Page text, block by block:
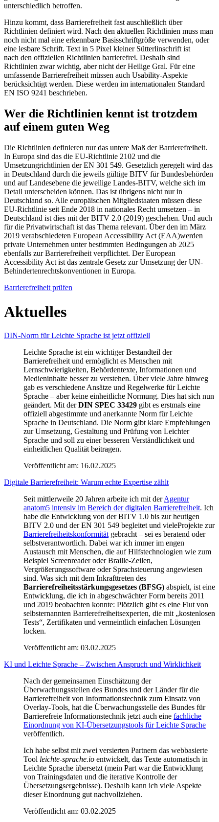
unterschiedlich betroffen.
Hinzu kommt, dass Barrierefreiheit fast auschließlich über
Richtlinien definiert wird. Nach den aktuellen Richtlinien muss man
noch nicht mal eine erkennbare Basisschriftgröße verwenden, oder
eine lesbare Schrift. Text in 5 Pixel kleiner Sütterlinschrift ist
nach den offiziellen Richtlinien barrierefrei. Deshalb sind
Richtlinien zwar wichtig, aber nicht der Heilige Gral. Für eine
umfassende Barrierefreiheit müssen auch Usability-Aspekte
berücksichtigt werden. Diese werden im internationalen Standard
EN ISO 9241 beschrieben.
Wer die Richtlinien kennt ist trotzdem
auf einem guten Weg
Die Richtlinien definieren nur das untere Maß der Barrierefreiheit.
In Europa sind das die EU-Richtlinie 2102 und die
Umsetzungrichtlinien der EN 301 549. Gesetzlich geregelt wird das
in Deutschland durch die jeweils gültige BITV für Bundesbehörden
und auf Landesebene die jeweilige Landes-BITV, welche sich im
Detail unterscheiden können. Das ist übrigens nicht nur in
Deutschland so. Alle europäischen Mitgliedstaaten müssen diese
EU-Richtlinie seit Ende 2018 in nationales Recht umsetzen – in
Deutschland ist dies mit der BITV 2.0 (2019) geschehen. Und auch
für die Privatwirtschaft ist das Thema relevant. Über den im März
2019 verabschiedeten European Accessibility Act (EAA)werden
private Unternehmen unter bestimmten Bedingungen ab 2025
ebenfalls zur Barrierefreiheit verpflichtet. Der European
Accessibility Act ist das zentrale Gesetz zur Umsetzung der UN-
Behindertenrechtskonventionen in Europa.
Barrierefreiheit prüfen
Aktuelles
DIN-Norm für Leichte Sprache ist jetzt offiziell
Leichte Sprache ist ein wichtiger Bestandteil der
Barrierefreiheit und ermöglicht es Menschen mit
Lernschwierigkeiten, Behördentexte, Informationen und
Medieninhalte besser zu verstehen. Über viele Jahre hinweg
gab es verschiedene Ansätze und Regelwerke für Leichte
Sprache – aber keine einheitliche Normung. Dies hat sich nun
geändert. Mit derDIN SPEC 33429 gibt es erstmals eine
offiziell abgestimmte und anerkannte Norm für Leichte
Sprache in Deutschland. Die Norm gibt klare Empfehlungen
zur Umsetzung, Gestaltung und Prüfung von Leichter
Sprache und soll zu einer besseren Verständlichkeit und
einheitlichen Qualität beitragen.
Veröffentlicht am: 16.02.2025
Digitale Barrierefreiheit: Warum echte Expertise zählt
Seit mittlerweile 20 Jahren arbeite ich mit derAgentur
anatom5 intensiv im Bereich der digitalen Barrierefreiheit. Ich
habe die Entwicklung von der BITV 1.0 bis zur heutigen
BITV 2.0 und der EN 301 549 begleitet und vieleProjekte zur
Barrierefreiheitskonformität gebracht – sei es beratend oder
selbstverantwortlich. Dabei war ich immer im engen
Austausch mit Menschen, die auf Hilfstechnologien wie zum
Beispiel Screenreader oder Braille-Zeilen,
Vergrößerungssoftware oder Sprachsteuerung angewiesen
sind. Was sich mit dem Inkrafttreten des
Barrierefreiheitsstärkungsgesetzes (BFSG) abspielt, ist eine
Entwicklung, die ich in abgeschwächter Form bereits 2011
und 2019 beobachten konnte: Plötzlich gibt es eine Flut von
selbsternannten Barrierefreiheitsexperten, die mit „kostenlosen
Tests“, Zertifikaten und vermeintlich einfachen Lösungen
locken.
Veröffentlicht am: 03.02.2025
KI und Leichte Sprache – Zwischen Anspruch und Wirklichkeit
Nach der gemeinsamen Einschätzung der
Überwachungsstellen des Bundes und der Länder für die
Barrierefreiheit von Informationstechnik zum Einsatz von
Overlay-Tools, hat die Überwachungsstelle des Bundes für
Barrierefreie Informationstechnik jetzt auch eine fachliche
Einordnung von KI-Übersetzungstools für Leichte Sprache
veröffentlich.
Ich habe selbst mit zwei versierten Partnern das webbasierte
Tool leichte-sprache.io entwickelt, das Texte automatisch in
Leichte Sprache übersetzt (mein Part war die Entwicklung
von Trainingsdaten und die iterative Kontrolle der
Übersetzungsergebnisse). Deshalb kann ich viele Aspekte
dieser Einordnung gut nachvollziehen.
Veröffentlicht am: 03.02.2025